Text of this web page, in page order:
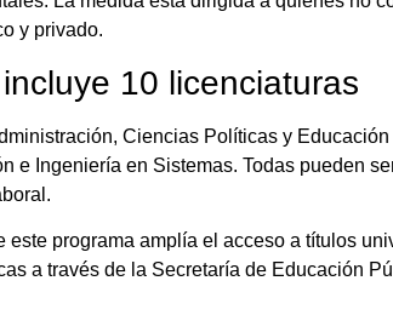
y privado.
10 licenciaturas
Ciencias Políticas y
Ingeniería en Sistemas. Todas pueden
programa amplía el acceso a títulos
a través de la Secretaría de Educación